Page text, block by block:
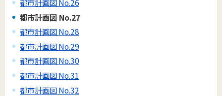
都市計画図 No.26
都市計画図 No.27
都市計画図 No.28
都市計画図 No.29
都市計画図 No.30
都市計画図 No.31
都市計画図 No.32